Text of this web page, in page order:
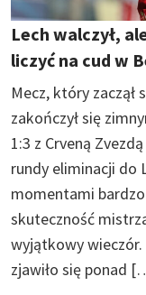
Lech walczył,
liczyć na cud w
Mecz, który zaczął
zakończył się
1:3 z Crveną
rundy eliminacji do
momentami
skuteczność
wyjątkowy wieczór.
zjawiło się ponad